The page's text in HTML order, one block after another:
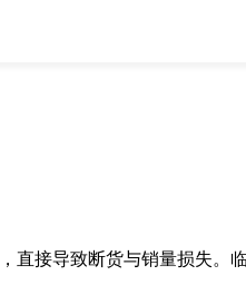
接导致断货与销量损失。